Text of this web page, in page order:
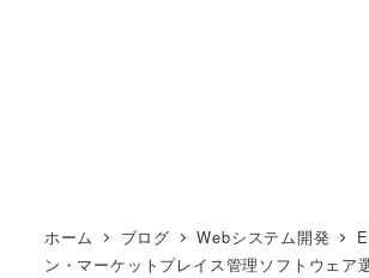
ホーム ブログ Webシステム開発
ン・マーケットプレイス管理ソフトウェア